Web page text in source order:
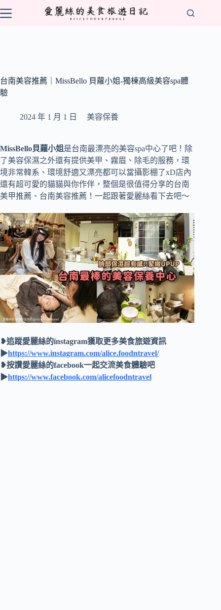
至
台南美容推薦｜MissBello 貝蘿小姐-獨棟高級美容spa體
驗
2024 年 1 月 1 日 美容保養
MissBello貝蘿小姐 是台南最漂亮的美容spa中心了吧！除
了美容保濕之外還有提供美甲、霧眉、除毛的服務，環
境非常韓系、環境舒適又漂亮都可以當攝影棚了xD店內
還有超可愛的貓貓與你作伴，整個是很值得分享的台南
美甲推薦、台南美容推薦！一起跟著愛麗絲看下去吧～
❥追蹤愛麗絲的instagram獲取更多美食旅遊資訊
▶https://www.instagram.com/alice.foodntravel/
❥按讚愛麗絲的facebook一起交流美食體驗吧
▶https://www.facebook.com/alicefoodntravel